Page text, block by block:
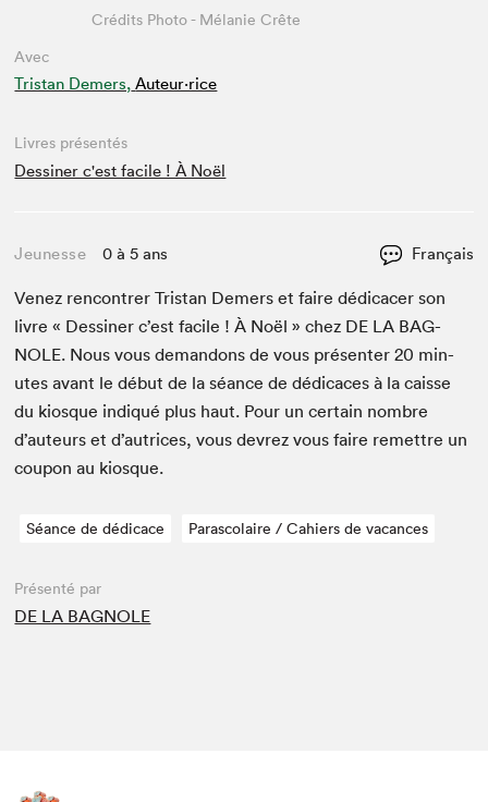
Avec
Tristan Demers, Auteur·rice
Crédits Photo - Mélanie Crête
Livres présentés
Dessiner c'est facile ! À Noël
Jeunesse 0 à 5 ans Français
Venez ren­con­tr­er Tris­tan Demers et faire dédi­cac­er son
livre « Dessin­er c’est facile ! À Noël » chez DE LA BAG­
NOLE. Nous vous deman­dons de vous présen­ter20 min­
utes avant le début de la séance de dédi­caces à la caisse
du kiosque indiqué plus haut. Pour un cer­tain nom­bre
d’auteurs et d’autrices, vous devrez vous faire remet­tre un
coupon au kiosque.
Séance de dédicace Parascolaire / Cahiers de vacances
Présenté par
DE LA BAGNOLE